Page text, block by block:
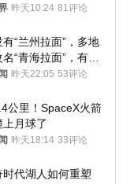
已公开
昨天10:24 81评论
有“兰州拉面”，多地
“青海拉面”，有商
已两年
昨天22:05 53评论
公里！SpaceX火箭
月球了
昨天18:14 33评论
时代湖人如何重塑